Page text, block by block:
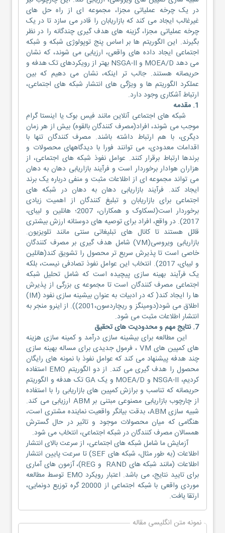
در یک چرخه عملیاتی مجزا، مجموعه ای از راه حل های
غیرغالب ایجاد می کند که بازاریابان را قادر می سازد تا در یک
چرخه عملیاتی مجزا، گزینه های هدف گیری چندگانه را در نظر
بگیرند. این الگوریتم ها بر اساس پنج توپولوژی شبکه و شبکه
اجتماعی ایجاد داده های واقعی، ارزیابی می شوند، که نشان
می دهد MOEA/D و NSGA-II بهتر از رویکردهای تک هدفه و
حریصانه هستند. جالب تر اینکه، نشان می دهیم که بین
عملکرد الگوریتم ها و ویژگی های انتشار شبکه های اجتماعی،
ارتباط آشکاری وجود دارد.
1. مقدمه
شبکه های اجتماعی آنلاین مانند فیس بوک یا اینستا گرام
موجب می شوند، افراد(مصرف کنندگان بالقوه) بیش از هر زمان
دیگری، با هم ارتباط داشته باشند. مصرف کنندگان تنها با
اقدامات معدودی، می توانند فورا با دیدگاههای محصولات و
برندها ارتباط برقرار کنند. عوامل نفوذ شبکه های اجتماعی، از
هزاران هوادار برخوردار است و فرآیند بازاریابی دهان به دهان
می تواند مجموعه ای از اطلاعات مثبت و منفی درباره یک برند
ایجاد کند. فرآیند بازاریابی دهان به دهان در شبکه های
اجتماعی برای بازاریابان و تبلیغ کنندگان از اهمیت زیادی
برخوردار است(لسکاوک و همکاران، 2007؛ هانلین و لیبای،
2017). در واقع، افراد برای توصیه های دوستانه ارزش بیشتری
قائل هستند تا کانال های تبلیغاتی سنتی مانند تلویزیون.
بازاریابی ویروسی(VM) شامل هدف گیری بر مصرف کنندگان
خاصی است تا پذیرش سریع تر محصول را تشویق کند(هانلین
و لیبای، 2017). انتخاب این عوامل نفوذ تصادفی نیست، بلکه
یک فرآیند بهینه سازی پیچیده است که شامل تحلیل شبکه
اجتماعی مصرف کنندگان است تا مجموعه ی بزرگی از پذیرش
ها را ایجاد کند( که در ادبیات به عنوان بیشینه سازی نفود (IM)
اطلاق می شود(دومینگز و ریچاردسون،2001)). از اینرو منجر به
انتشار اطلاعات مثبت می شود.
7. نتایج مهم و محدودیت های تحقیق
این مطالعه برای بیشینه سازی درآمد و کمینه سازی هزینه
های کمپین های VM ، فرمول جدیدی برای مساله بهینه سازی
چند هدفه پیشنهاد می کند که عوامل نفوذ با نمونه های رایگان
محصول را هدف گیری می کند. از دو الگوریتم EMO استفاده
کردیم، NSGA-II و MOEA/D و یک GA تک هدفه و الگوریتم
حریصانه که تناسب و برازش کمپین های بازاریابی را با استفاده
از چارچوب بازاریابی مصنوعی مبتنی بر ABM ارزیابی می کند.
شبیه سازی ABM، بدقت بیانگر واقعیت نماینده مشتری است،
هنگامی که میان محصولات موجود و تاثیر در حال گسترش
همسالان مصرف کنندگان در شبکه اجتماعی، انتخاب می شود.
آزمایش ما شامل شبکه های اجتماعی، از سرعت بالای انتشار
اطلاعات (به طور مثال، شبکه های SEF) تا سرعت پایین انتشار
اطلاعات (مانند شبکه های RAND و REG)، آزمون های آماری
برای تایید نتایج، می باشد. اعتبار رویکرد EMO توسط مطالعه
موردی واقعی با شبکه اجتماعی از 20000 گره توزیع دونمایی،
ارتقا یافت.
نمونه متن انگلیسی مقاله